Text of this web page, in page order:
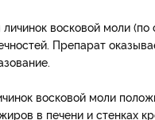
личинок восковой моли
Препарат
восковой моли
в печени и стенках